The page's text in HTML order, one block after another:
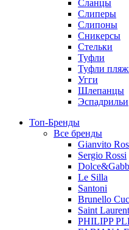
Сланцы
Слиперы
Слипоны
Сникерсы
Стельки
Туфли
Туфли
Угги
Шлепанцы
Эспадрильи
Топ-Бренды
Все бренды
Gianvito
Sergio Rossi
Le Silla
Santoni
Brunello
Saint Laurent
PHILIPP